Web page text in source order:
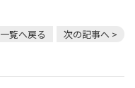
一覧へ戻る 次の記事へ >